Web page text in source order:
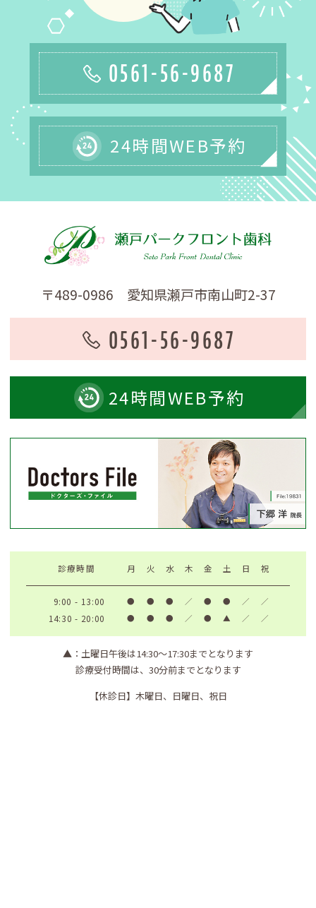
0561-56-9687
24時間WEB予約
〒489-0986 愛知県瀬戸市南山町2-37
0561-56-9687
24時間WEB予約
診療時間 月 火 水 木 金 土 日 祝
9:00 - 13:00 ● ● ● ／ ● ● ／ ／
14:30 - 20:00 ● ● ● ／ ● ▲ ／ ／
▲ ：土曜日午後は14:30〜17:30までとなります
診療受付時間は、30分前までとなります
【休診日】 木曜日、日曜日、祝日